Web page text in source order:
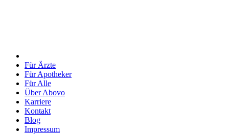
Für Ärzte
Für Apotheker
Für Alle
Über Abovo
Karriere
Kontakt
Blog
Impressum